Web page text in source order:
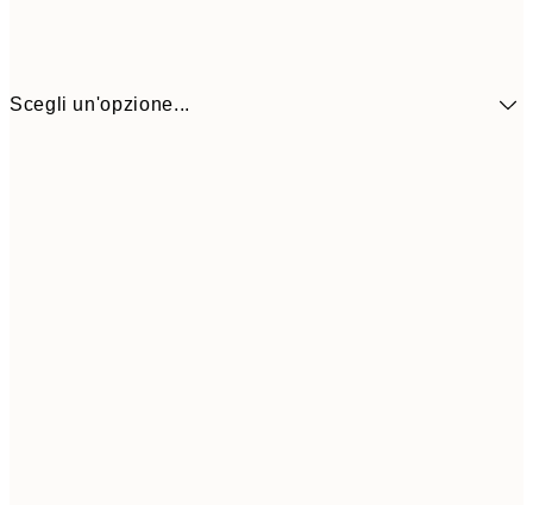
Scegli un'opzione...